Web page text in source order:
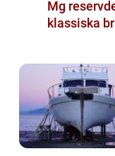
Mg reservdelar så
klassiska